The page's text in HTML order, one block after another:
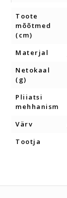
Toote
mõõtmed
(cm)
Materjal
Netokaal
(g)
Pliiatsi
mehhanism
Värv
Tootja